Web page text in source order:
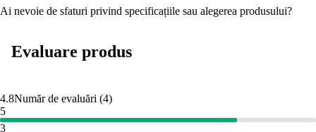
Ai nevoie de sfaturi privind specificațiile sau alegerea produsului?
Evaluare produs
4.8Număr de evaluări (4)
5
3